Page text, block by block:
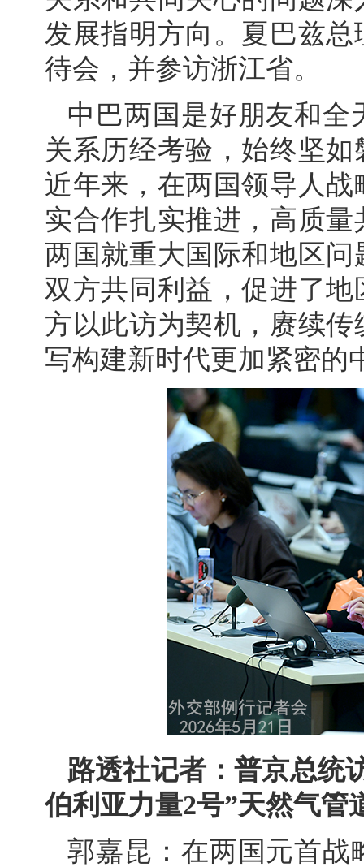
发展指明方向。夏巴兹
待会，并参访浙江省。
中巴两国是好朋友和全
关系历经考验，始终坚
近年来，在两国领导人
实合作扎实推进，高质
两国就重大国际和地区
双方共同利益，促进了
方以此访为契机，赓续
写构建新时代更加紧密的
路透社记者：普京总统
伯利亚力量2号”天然气管
郭嘉昆：在两国元首战